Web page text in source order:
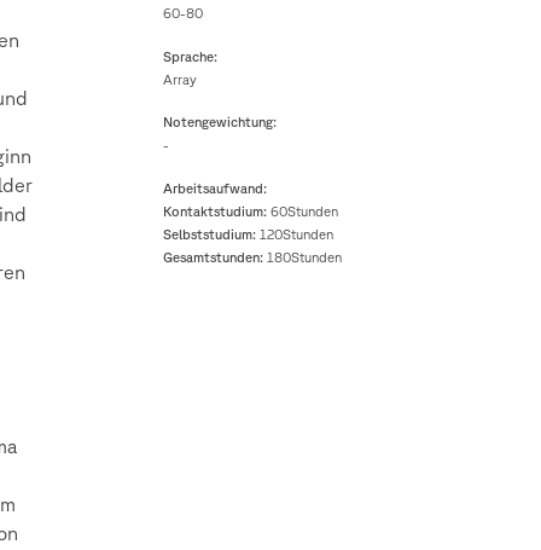
60-80
Sprache:
Array
Notengewichtung:
-
Arbeitsaufwand:
Kontaktstudium: 60Stunden
Selbststudium: 120Stunden
Gesamtstunden: 180Stunden